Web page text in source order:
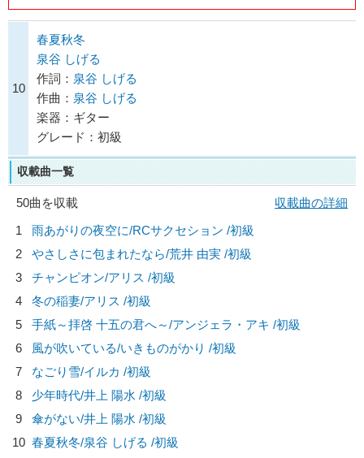
10
春夏秋冬
泉谷 しげる
作詞： 泉谷 しげる
作曲： 泉谷 しげる
楽器：ギター
グレード：初級
収載曲一覧
50曲を収載
収載曲の詳細
1
雨あがりの夜空に/RCサクセション /初級
2
やさしさに包まれたなら/荒井 由実 /初級
3
チャンピオン/アリス /初級
4
冬の稲妻/アリス /初級
5
手紙～拝啓 十五の君へ～/アンジェラ・アキ /初級
6
風が吹いている/いきものがかり /初級
7
なごり雪/イルカ /初級
8
少年時代/井上 陽水 /初級
9
傘がない/井上 陽水 /初級
10 春夏秋冬/泉谷 しげる /初級